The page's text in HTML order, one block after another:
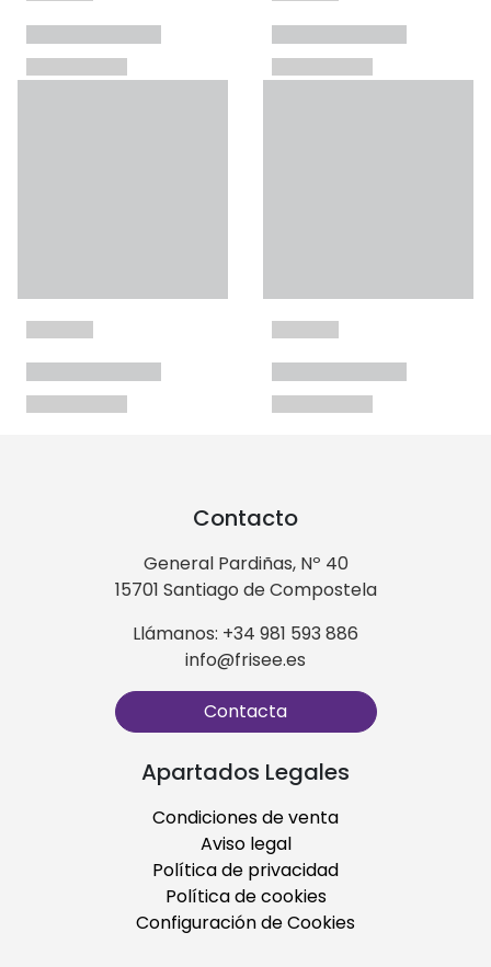
Contacto
General Pardiñas, Nº 40
15701 Santiago de Compostela
Llámanos: +34 981 593 886
info@frisee.es
Contacta
Apartados Legales
Condiciones de venta
Aviso legal
Política de privacidad
Política de cookies
Configuración de Cookies